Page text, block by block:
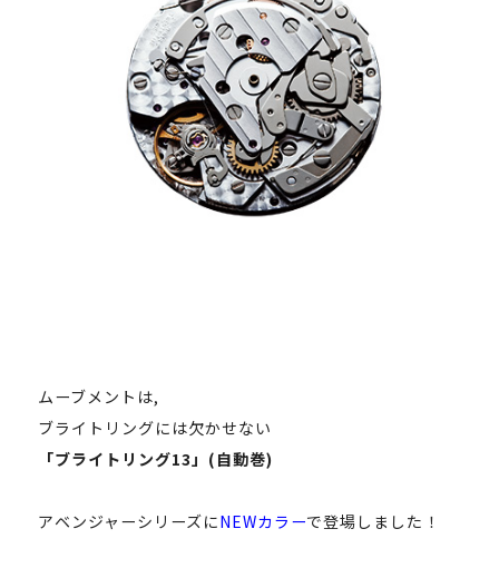
ムーブメントは,
ブライトリングには欠かせない
「ブライトリング13」(自動巻)
アベンジャーシリーズにNEWカラーで登場しました！